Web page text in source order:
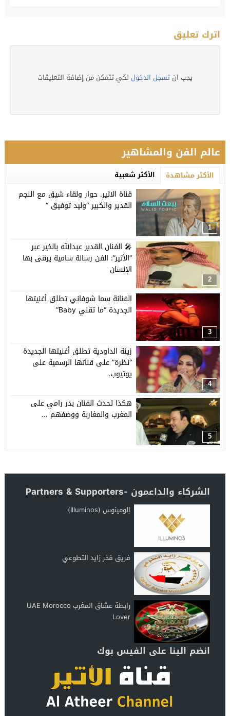
اترك تعليق
يجب ان تسجل الدخول لكي تتمكن من إضافة التعليقات
عالم الفن والمشاهير
الأكثر مشاهدة الأكثر شعبية
1
قناة الاثير. حوار ولقاء شيق مع النجم
القدير والكبير “وليد توفيق “
2
🎤 الفنان القدير عبدالله بالخير عبر
“الأثير”: الفن رسالة سامية يرقى بها
الإنسان
3
الفنانة سما شوفاني تطلق أغنيتها
الجديدة “ما تقلي Baby”
4
زينة الداودية تطلق أغنيتها الجديدة
“نظرة” على قناتها الرسمية على
يوتيوب.
5
هكذا تحدث الفنان بدر رامي على
المغرب والمغاربة ووصفهم …
الشركاء والداعمون -Partners & Supporters
إلومينوس (Illuminos)
فريق فخر زايد التطوعي
رابطة عشاق المغرب UAE Morocco
Lover
انضم الينا على الفيس بوك